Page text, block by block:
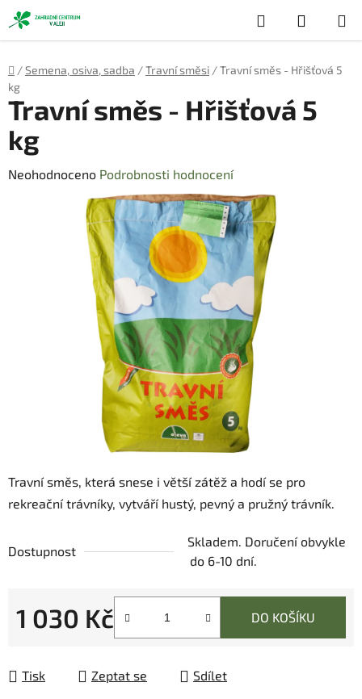
Přejít
na
obsah
Hledat
KOŠÍK
Domů
/Semena, osiva, sadba /Travní směsi /Travní směs - Hřišťová 5
kg
Travní směs, která snese i větší zátěž a hodí se pro
rekreační trávníky, vytváří hustý, pevný a pružný trávník.
Dostupnost
Skladem. Doručení obvykle
do 6-10 dní.
1 030 Kč DO KOŠÍKU
Tisk Zeptat se Sdílet
Travní směs - Hřišťová 5
kg
Průměrné
Neohodnoceno Podrobnosti hodnocení